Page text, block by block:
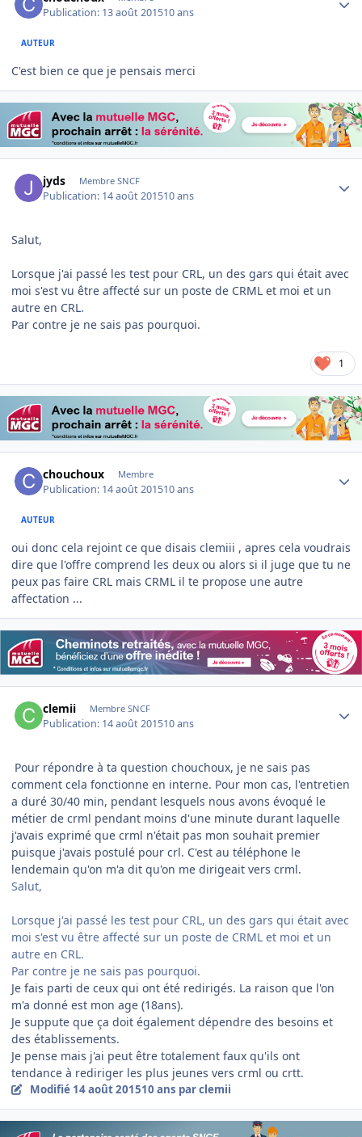
Publication: 13 août 201510 ans
AUTEUR
C'est bien ce que je pensais merci
jyds Membre SNCF
Publication: 14 août 201510 ans
Salut,
Lorsque j'ai passé les test pour CRL, un des gars qui était avec
moi s'est vu être affecté sur un poste de CRML et moi et un
autre en CRL.
Par contre je ne sais pas pourquoi.
1
chouchoux Membre
Publication: 14 août 201510 ans
AUTEUR
oui donc cela rejoint ce que disais clemiii , apres cela voudrais
dire que l'offre comprend les deux ou alors si il juge que tu ne
peux pas faire CRL mais CRML il te propose une autre
affectation ...
clemii Membre SNCF
Publication: 14 août 201510 ans
Pour répondre à ta question chouchoux, je ne sais pas
comment cela fonctionne en interne. Pour mon cas, l'entretien
a duré 30/40 min, pendant lesquels nous avons évoqué le
métier de crml pendant moins d'une minute durant laquelle
j'avais exprimé que crml n'était pas mon souhait premier
puisque j'avais postulé pour crl. C'est au téléphone le
lendemain qu'on m'a dit qu'on me dirigeait vers crml.
Salut,
Lorsque j'ai passé les test pour CRL, un des gars qui était avec
moi s'est vu être affecté sur un poste de CRML et moi et un
autre en CRL.
Par contre je ne sais pas pourquoi.
Je fais parti de ceux qui ont été redirigés. La raison que l'on
m'a donné est mon age (18ans).
Je suppute que ça doit également dépendre des besoins et
des établissements.
Je pense mais j'ai peut être totalement faux qu'ils ont
tendance à rediriger les plus jeunes vers crml ou crtt.
Modifié 14 août 201510 ans par clemii